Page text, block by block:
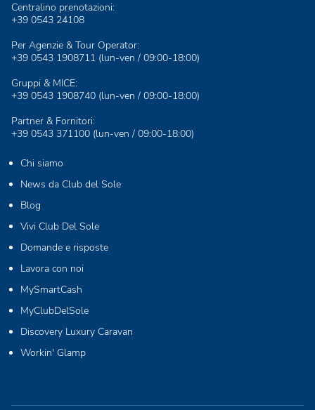
Centralino prenotazioni:
+39 0543 24108
Per Agenzie & Tour Operator:
+39 0543 1908711 (lun-ven / 09:00-18:00)
Gruppi & MICE:
+39 0543 1908740 (lun-ven / 09:00-18:00)
Partner & Fornitori:
+39 0543 371100 (lun-ven / 09:00-18:00)
Chi siamo
News da Club del Sole
Blog
Vivi Club Del Sole
Domande e risposte
Lavora con noi
MySmartCash
MyClubDelSole
Discovery Luxury Caravan
Workin' Glamp